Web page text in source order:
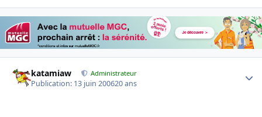
katamiaw Administrateur
Publication: 13 juin 200620 ans